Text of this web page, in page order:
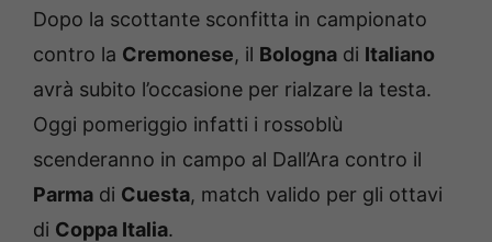
Dopo la scottante sconfitta in campionato
contro la Cremonese, il Bologna di Italiano
avrà subito l’occasione per rialzare la testa.
Oggi pomeriggio infatti i rossoblù
scenderanno in campo al Dall’Ara contro il
Parma di Cuesta, match valido per gli ottavi
di Coppa Italia.